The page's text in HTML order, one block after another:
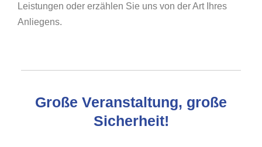
Leistungen oder erzählen Sie uns von der Art Ihres
Anliegens.
Große Veranstaltung, große
Sicherheit!